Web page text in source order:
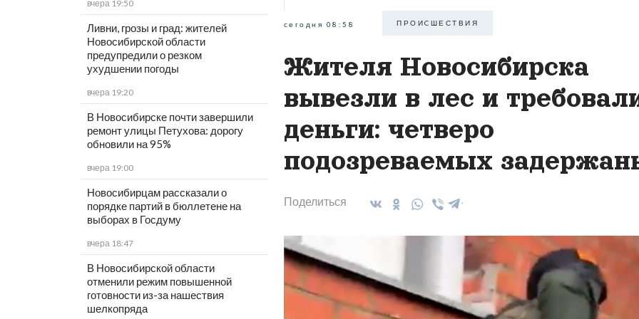
вчера 19:50
Ливни, грозы и град: жителей
Новосибирской области
предупредили о резком
ухудшении погоды
вчера 19:20
В Новосибирске почти завершили
ремонт улицы Петухова: дорогу
обновили на 95%
вчера 19:00
Новосибирцам рассказали о
порядке партий в бюллетене на
выборах в Госдуму
вчера 18:47
В Новосибирской области
отменили режим повышенной
готовности из-за нашествия
шелкопряда
сегодня 08:58 ПРОИCШЕСТВИЯ
Жителя Новосибирска
вывезли в лес и
деньги: четверо
подозреваемых
Поделиться